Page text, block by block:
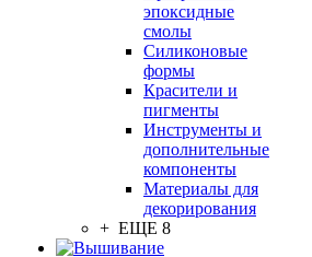
эпоксидные
смолы
Силиконовые
формы
Красители и
пигменты
Инструменты и
дополнительные
компоненты
Материалы для
декорирования
+ ЕЩЕ 8